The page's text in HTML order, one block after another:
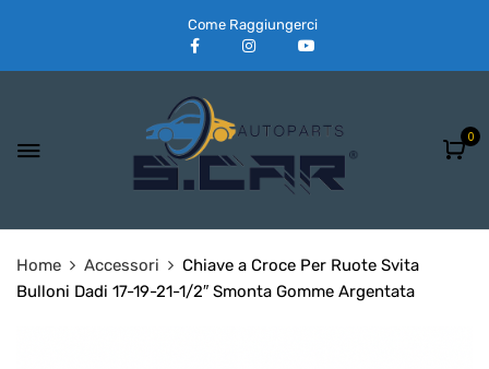
Come Raggiungerci
0
Home Accessori
Chiave a Croce Per Ruote Svita
Bulloni Dadi 17-19-21-1/2″ Smonta Gomme Argentata